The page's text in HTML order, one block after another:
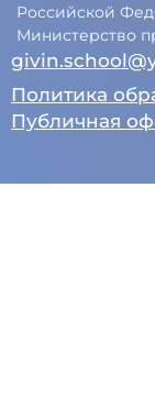
Российской
Министерство
Политика
Публичная